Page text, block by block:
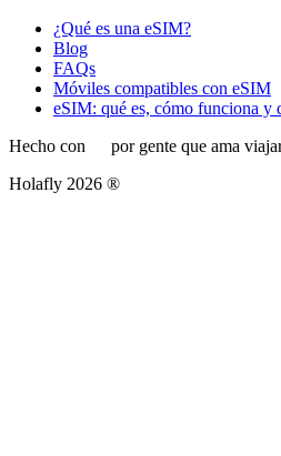
¿Qué es una eSIM?
Blog
FAQs
Móviles compatibles con eSIM
eSIM: qué es, cómo funciona y
Hecho con
por gente que ama
Holafly 2026 ®